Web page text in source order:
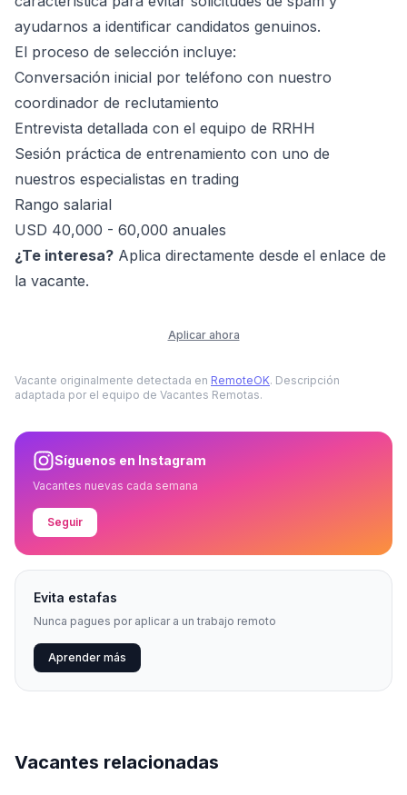
ayudarnos a identificar candidatos genuinos.
El proceso de selección incluye:
Conversación inicial por teléfono con nuestro
coordinador de reclutamiento
Entrevista detallada con el equipo de RRHH
Sesión práctica de entrenamiento con uno de
nuestros especialistas en trading
Rango salarial
USD 40,000 - 60,000 anuales
¿Te interesa? Aplica directamente desde el enlace de
la vacante.
Aplicar ahora
Vacante originalmente detectada en RemoteOK. Descripción
adaptada por el equipo de Vacantes Remotas.
Síguenos en Instagram
Vacantes nuevas cada semana
Seguir
Evita estafas
Nunca pagues por aplicar a un trabajo remoto
Aprender más
Vacantes relacionadas